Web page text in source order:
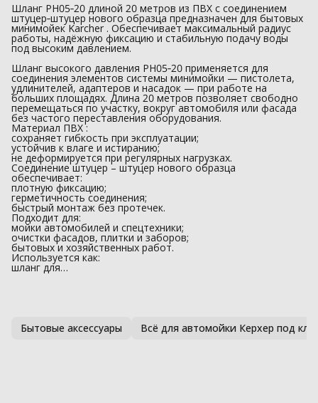
Шланг PH05‑20 длиной 20 метров из ПВХ с соединением
штуцер‑штуцер нового образца предназначен для бытовых
минимойек Karcher . Обеспечивает максимальный радиус
работы, надёжную фиксацию и стабильную подачу воды
под высоким давлением.
Шланг высокого давления PH05‑20 применяется для
соединения элементов системы минимойки — пистолета,
удлинителей, адаптеров и насадок — при работе на
больших площадях. Длина 20 метров позволяет свободно
перемещаться по участку, вокруг автомобиля или фасада
без частого переставления оборудования.
Материал ПВХ :
сохраняет гибкость при эксплуатации;
устойчив к влаге и истиранию;
не деформируется при регулярных нагрузках.
Соединение штуцер – штуцер нового образца
обеспечивает:
плотную фиксацию;
герметичность соединения;
быстрый монтаж без протечек.
Подходит для:
мойки автомобилей и спецтехники;
очистки фасадов, плитки и заборов;
бытовых и хозяйственных работ.
Используется как:
шланг для…
Бытовые аксессуары Всё для автомойки Керхер под